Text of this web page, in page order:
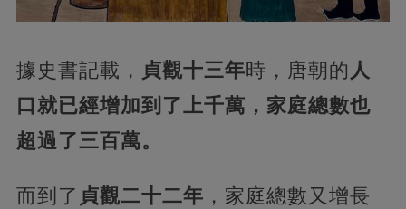
據史書記載， 貞觀十三年時，唐朝的 人
口就已經增加到了上千萬，家庭總數也
超過了三百萬。
而到了 貞觀二十二年 ，家庭總數又增長